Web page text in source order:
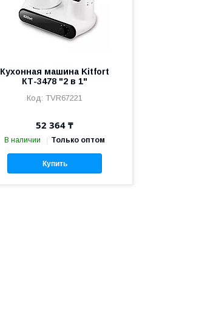
Кухонная машина Kitfort
КТ-3478 "2 в 1"
TVR67221
52 364 ₸
В наличии Только оптом
Купить